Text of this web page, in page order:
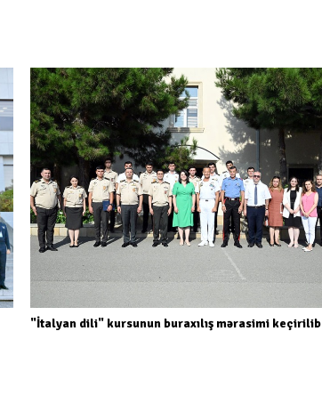
"İtalyan dili" kursunun buraxılış mərasimi keçirilib